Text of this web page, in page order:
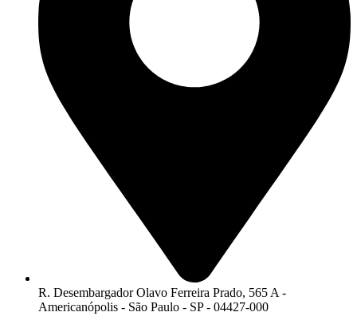
R. Desembargador Olavo Ferreira Prado, 565 A -
Americanópolis - São Paulo - SP - 04427-000